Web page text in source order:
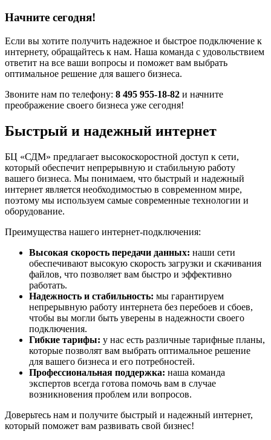
Начните сегодня!
Если вы хотите получить надежное и быстрое подключение к
интернету, обращайтесь к нам. Наша команда с удовольствием
ответит на все ваши вопросы и поможет вам выбрать
оптимальное решение для вашего бизнеса.
Звоните нам по телефону: 8 495 955-18-82 и начните
преображение своего бизнеса уже сегодня!
Быстрый и надежный интернет
БЦ «СДМ» предлагает высокоскоростной доступ к сети,
который обеспечит непрерывную и стабильную работу
вашего бизнеса. Мы понимаем, что быстрый и надежный
интернет является необходимостью в современном мире,
поэтому мы используем самые современные технологии и
оборудование.
Преимущества нашего интернет-подключения:
Высокая скорость передачи данных: наши сети
обеспечивают высокую скорость загрузки и скачивания
файлов, что позволяет вам быстро и эффективно
работать.
Надежность и стабильность: мы гарантируем
непрерывную работу интернета без перебоев и сбоев,
чтобы вы могли быть уверены в надежности своего
подключения.
Гибкие тарифы: у нас есть различные тарифные планы,
которые позволят вам выбрать оптимальное решение
для вашего бизнеса и его потребностей.
Профессиональная поддержка: наша команда
экспертов всегда готова помочь вам в случае
возникновения проблем или вопросов.
Доверьтесь нам и получите быстрый и надежный интернет,
который поможет вам развивать свой бизнес!